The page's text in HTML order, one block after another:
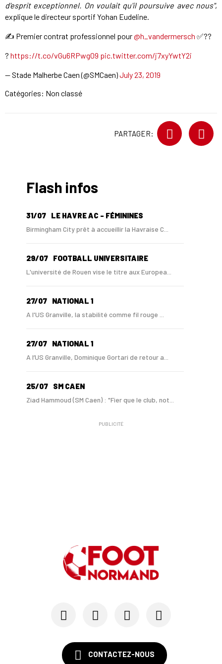
d'esprit exceptionnel. On voulait qu'il poursuive avec nous",
explique le directeur sportif Yohan Eudeline.
✍️ Premier contrat professionnel pour@h_vandermersch ✅??
? https://t.co/vGu6RPwg09 pic.twitter.com/j7xyYwtY2i
— Stade Malherbe Caen (@SMCaen)July 23, 2019
Catégories: Non classé
PARTAGER:
Flash infos
31/07 LE HAVRE AC - FÉMININES
Birmingham City prêt à accueillir la Havraise C...
29/07 FOOTBALL UNIVERSITAIRE
L'université de Rouen vise le titre aux Europea...
27/07 NATIONAL 1
A l'US Granville, la stabilité comme fil rouge ...
27/07 NATIONAL 1
A l’US Granville, Dominique Gortari de retour a...
25/07 SM CAEN
Ziad Hammoud (SM Caen) : "Fier que le club, not...
SM CAEN - MERCATO
SM CAEN - MERCATO
Avec Mohamed Hafid, Malherbe veut frapper un gr...
SM Caen : Julien Meilhac quitte la direction de...
PUBLICITÉ
CONTACTEZ-NOUS